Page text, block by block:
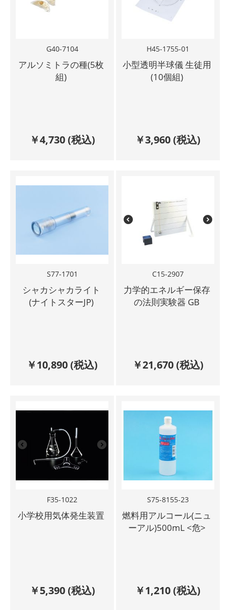
G40-7104
アルソミトラの種(5枚
組)
￥4,730(税込)
H45-1755-01
小型透明半球儀 生徒用
(10個組)
￥3,960(税込)
S77-1701
シャカシャカライト
(ナイトスターJP)
￥10,890(税込)
C15-2907
力学的エネルギー保存
の法則実験器 GB
￥21,670(税込)
F35-1022
小学校用気体発生装置
￥5,390(税込)
S75-8155-23
燃料用アルコール(ニュ
ーアル)500mL <危>
￥1,210(税込)